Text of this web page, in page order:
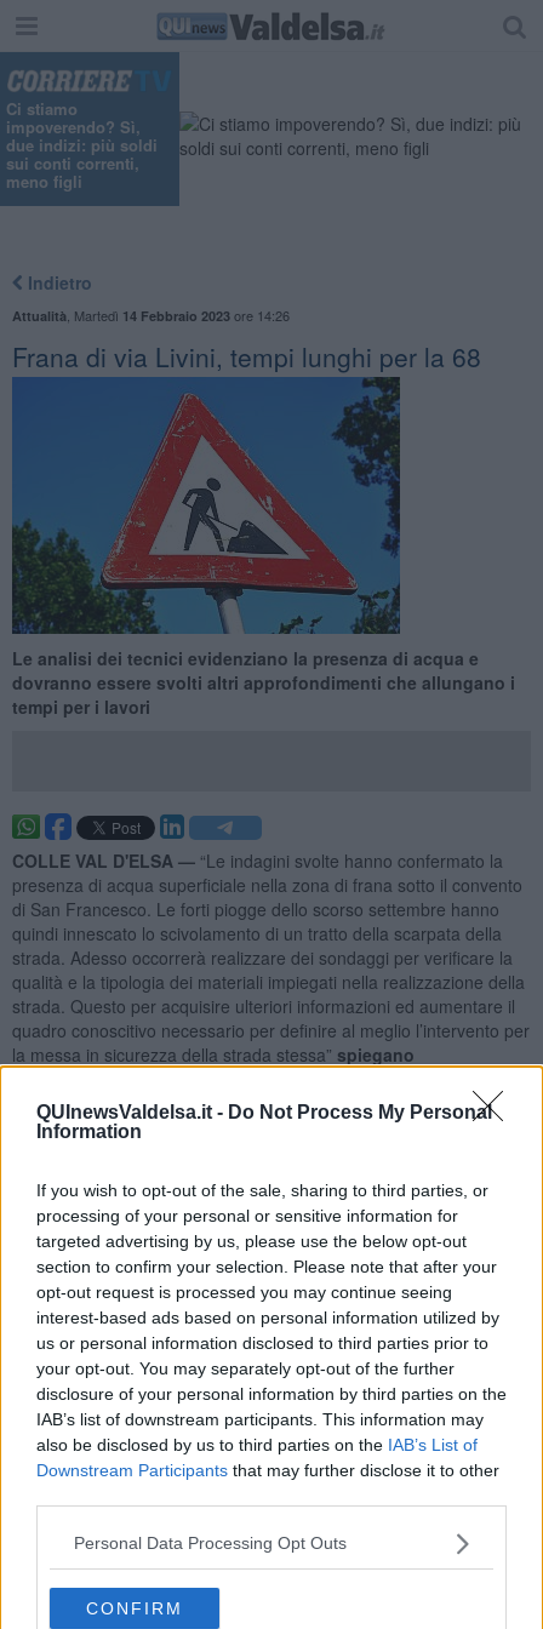
QUInewsValdelsa.it - Do Not Process My Personal
Information
If you wish to opt-out of the sale, sharing to third parties, or
processing of your personal or sensitive information for
targeted advertising by us, please use the below opt-out
section to confirm your selection. Please note that after your
opt-out request is processed you may continue seeing
interest-based ads based on personal information utilized by
us or personal information disclosed to third parties prior to
your opt-out. You may separately opt-out of the further
disclosure of your personal information by third parties on the
IAB’s list of downstream participants. This information may
also be disclosed by us to third parties on the IAB’s List of
Downstream Participants that may further disclose it to other
Personal Data Processing Opt Outs
CONFIRM
Ci stiamo
impoverendo? Sì,
due indizi: più soldi
sui conti correnti,
meno figli
Indietro
Attualità Martedì 14 Febbraio 2023ore 14:26
Frana di via Livini, tempi lunghi per la 68
Le analisi dei tecnici evidenziano la presenza di acqua e
dovranno essere svolti altri approfondimenti che allungano i
tempi per i lavori
COLLE VAL D'ELSA — “Le indagini svolte hanno confermato la
presenza di acqua superficiale nella zona di frana sotto il convento
di San Francesco. Le forti piogge dello scorso settembre hanno
quindi innescato lo scivolamento di un tratto della scarpata della
strada. Adesso occorrerà realizzare dei sondaggi per verificare la
qualità e la tipologia dei materiali impiegati nella realizzazione della
strada. Questo per acquisire ulteriori informazioni ed aumentare il
quadro conoscitivo necessario per definire al meglio l’intervento per
la messa in sicurezza della strada stessa” spiegano
Consegnate nei giorni scorsi le relazioni con irisultati delle
indagini geofisiche eseguite in via Livini
settembre. Le indagini si sono svolte come aveva già comunicato
l’amministrazione comunale, nel periodo tra il 20 e il 23 dicembre.
Le indagini hanno comportato anche la chiusura per alcune ore del
transito veicolare sulla strada. In seguito ai risultati, i tecnici
dell’Amministrazione colligiana e i professionisti incaricati di
svolgere lo studio della frana hanno avuto conferma di alcune
ipotesi fatte con i sopralluoghi svolti sulla frana.
“Molti cittadini in questi giorni ci stanno chiedendo notizie e tempi
sulla riapertura –sottolinea Stefano Nardi, assessori ai lavori
una situazione di straordinarietà, questo intervento rappresenta
una priorità che ha tutta l’attenzione richiesta in questi casi. Stiamo
procedendo secondo le modalità operative previste. Prima di
procedere con l’intervento occorre ancora terminare le indagini
esplorative che ci consentiranno di approfondire il quadro